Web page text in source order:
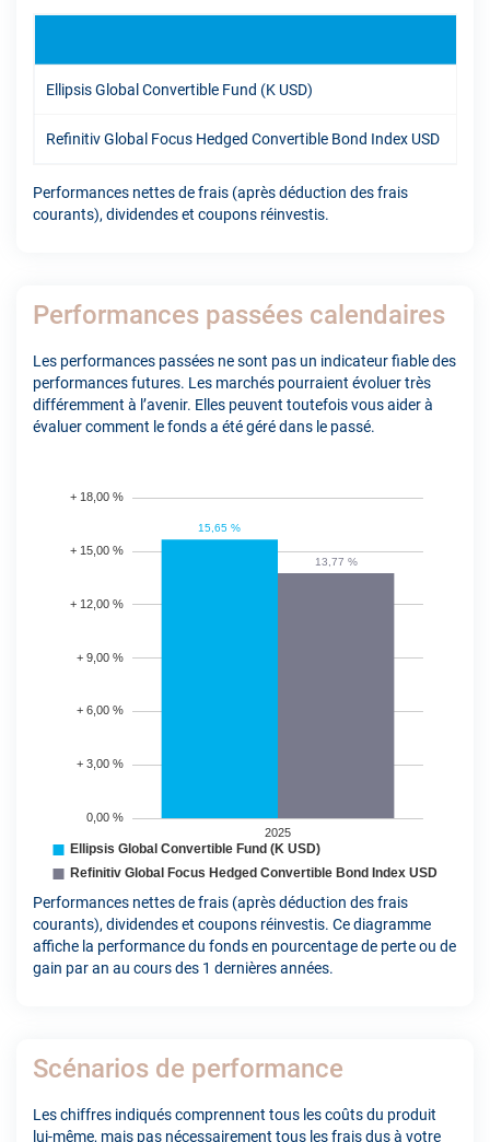
Ellipsis Global Convertible Fund (K USD)
Refinitiv Global Focus Hedged Convertible Bond Index USD
Performances nettes de frais (après déduction des frais
courants), dividendes et coupons réinvestis.
Performances passées calendaires
Les performances passées ne sont pas un indicateur fiable des
performances futures. Les marchés pourraient évoluer très
différemment à l’avenir. Elles peuvent toutefois vous aider à
évaluer comment le fonds a été géré dans le passé.
Performances nettes de frais (après déduction des frais
courants), dividendes et coupons réinvestis. Ce diagramme
affiche la performance du fonds en pourcentage de perte ou de
gain par an au cours des 1 dernières années.
Scénarios de performance
Les chiffres indiqués comprennent tous les coûts du produit
lui-même, mais pas nécessairement tous les frais dus à votre